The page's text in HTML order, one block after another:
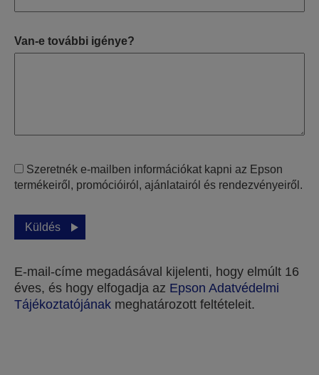
Van-e további igénye?
Szeretnék e-mailben információkat kapni az Epson
termékeiről, promócióiról, ajánlatairól és rendezvényeiről.
Küldés
E-mail-címe megadásával kijelenti, hogy elmúlt 16
éves, és hogy elfogadja az Epson Adatvédelmi
Tájékoztatójának meghatározott feltételeit.